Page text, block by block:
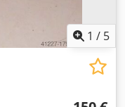
1 / 5